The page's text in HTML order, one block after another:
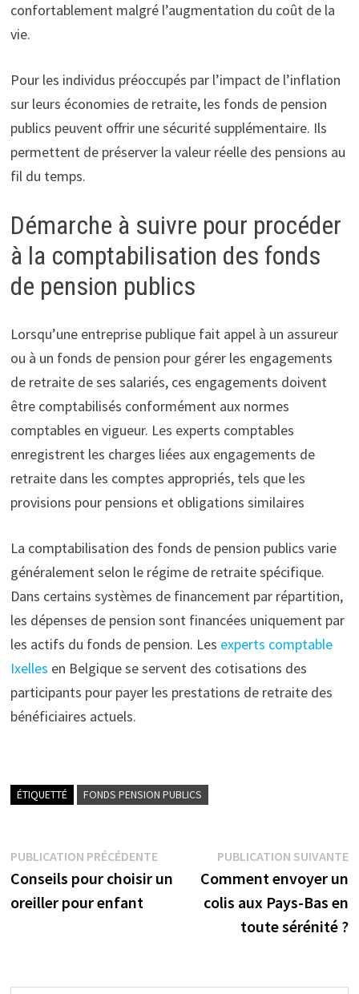
confortablement malgré l’augmentation du coût de la
vie.
Pour les individus préoccupés par l’impact de l’inflation
sur leurs économies de retraite, les fonds de pension
publics peuvent offrir une sécurité supplémentaire. Ils
permettent de préserver la valeur réelle des pensions au
fil du temps.
Démarche à suivre pour procéder
à la comptabilisation des fonds
de pension publics
Lorsqu’une entreprise publique fait appel à un assureur
ou à un fonds de pension pour gérer les engagements
de retraite de ses salariés, ces engagements doivent
être comptabilisés conformément aux normes
comptables en vigueur. Les experts comptables
enregistrent les charges liées aux engagements de
retraite dans les comptes appropriés, tels que les
provisions pour pensions et obligations similaires
La comptabilisation des fonds de pension publics varie
généralement selon le régime de retraite spécifique.
Dans certains systèmes de financement par répartition,
les dépenses de pension sont financées uniquement par
les actifs du fonds de pension. Les experts comptable
Ixelles en Belgique se servent des cotisations des
participants pour payer les prestations de retraite des
bénéficiaires actuels.
ÉTIQUETTÉ FONDS PENSION PUBLICS
Navigation
de
l’article
PUBLICATION PRÉCÉDENTEPublication
précédente :
Conseils pour choisir un
oreiller pour enfant
PUBLICATION SUIVANTE
Comment envoyer un
colis aux Pays-Bas en
toute sérénité ?